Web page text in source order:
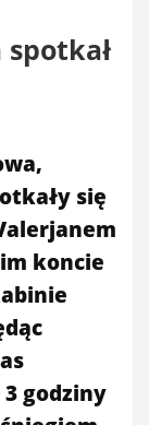
się
koncie
godziny